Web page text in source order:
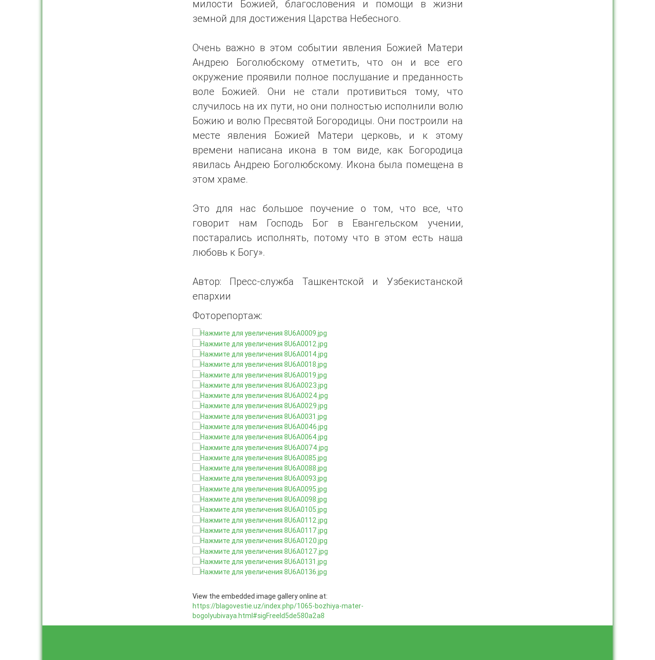
милости Божией, благословения и помощи в жизни
земной для достижения Царства Небесного.
Очень важно в этом событии явления Божией Матери
Андрею Боголюбскому отметить, что он и все его
окружение проявили полное послушание и преданность
воле Божией. Они не стали противиться тому, что
случилось на их пути, но они полностью исполнили волю
Божию и волю Пресвятой Богородицы. Они построили на
месте явления Божией Матери церковь, и к этому
времени написана икона в том виде, как Богородица
явилась Андрею Боголюбскому. Икона была помещена в
этом храме.
Это для нас большое поучение о том, что все, что
говорит нам Господь Бог в Евангельском учении,
постарались исполнять, потому что в этом есть наша
любовь к Богу».
Автор: Пресс-служба Ташкентской и Узбекистанской
епархии
Фоторепортаж:
View the embedded image gallery online at:
https://blagovestie.uz/index.php/1065-bozhiya-mater-
bogolyubivaya.html#sigFreeId5de580a2a8